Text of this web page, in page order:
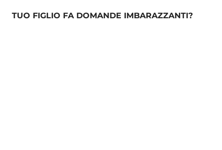
TUO FIGLIO FA DOMANDE IMBARAZZANTI?